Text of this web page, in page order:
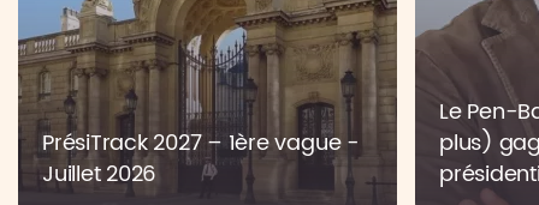
PrésiTrack 2027 – 1ère vague -
Juillet 2026
Le Pen-
plus)